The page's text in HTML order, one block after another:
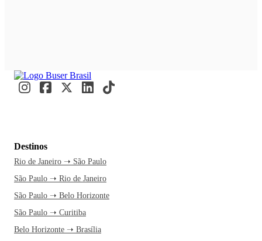
Destinos
Rio de Janeiro ➝ São Paulo
São Paulo ➝ Rio de Janeiro
São Paulo ➝ Belo Horizonte
São Paulo ➝ Curitiba
Belo Horizonte ➝ Brasília